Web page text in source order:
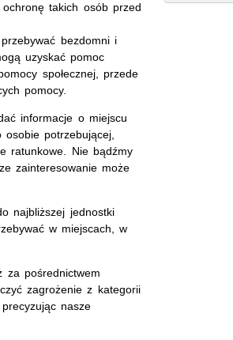
takich osób przed
bezdomni i
uzyskać pomoc
społecznej, przede
pomocy.
informacje o miejscu
potrzebującej,
ratunkowe. Nie bądźmy
zainteresowanie może
najbliższej jednostki
w miejscach, w
za pośrednictwem
zagrożenie z kategorii
nasze